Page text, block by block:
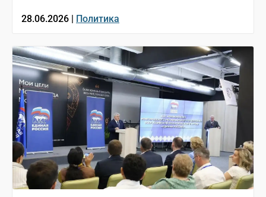
28.06.2026 | Политика